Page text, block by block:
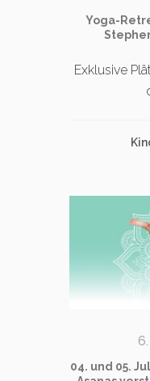
Yoga-
Exklusive
04. und 05.